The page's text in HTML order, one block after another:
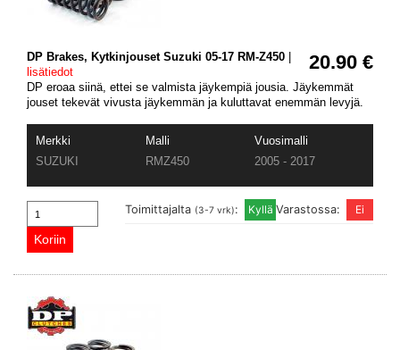
20.90 €
DP Brakes, Kytkinjouset Suzuki 05-17 RM-Z450
lisätiedot
DP eroaa siinä, ettei se valmista jäykempiä jousia. Jäykemmät
jouset tekevät vivusta jäykemmän ja kuluttavat enemmän levyjä.
Merkki Malli
Vuosimalli
SUZUKI
RMZ450 2005 - 2017
Varastossa:
Toimittajalta (3-7 vrk):